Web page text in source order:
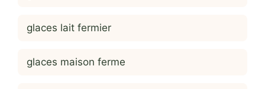
glaces lait fermier
glaces maison ferme